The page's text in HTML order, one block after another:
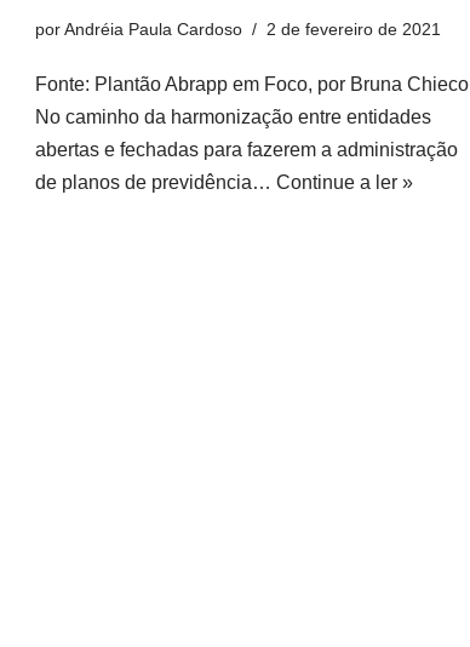
porAndréia Paula Cardoso 2 de fevereiro de 2021
Fonte: Plantão Abrapp em Foco, por Bruna Chieco
No caminho da harmonização entre entidades
abertas e fechadas para fazerem a administração
de planos de previdência… Continue a ler »